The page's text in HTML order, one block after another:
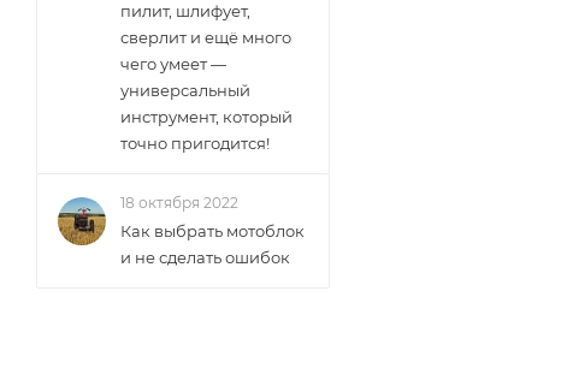
пилит, шлифует,
сверлит и ещё много
чего умеет —
универсальный
инструмент, который
точно пригодится!
18 октября 2022
Как выбрать мотоблок
и не сделать ошибок